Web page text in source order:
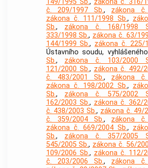
149/1995 Sb., zákona č. 316/
č. 209/1997 Sb., zákona
zákona č. 111/1998 Sb.,
Sb., zákona č. 168/1998
333/1998 Sb., zákona č. 63/
144/1999 Sb., zákona č. 225/
Ústavního soudu,
Sb., zákona č. 103/2000
121/2000 Sb., zákona č. 492/
č. 483/2001 Sb., zákona
zákona č. 198/2002 Sb.,
Sb., zákona č. 575/2002
162/2003 Sb., zákona č. 362/
č. 438/2003 Sb., zákona č. 49/
č. 359/2004 Sb., zákona
zákona č. 669/2004 Sb.,
Sb., zákona č. 357/2005
545/2005 Sb., zákona č. 56/
109/2006 Sb., zákona č. 112/
č. 203/2006 Sb., zákona